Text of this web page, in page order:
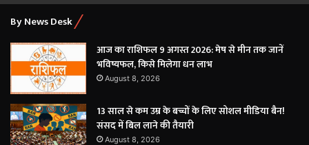
By News Desk
आज का राशिफल 9 अगस्त 2026: मेष से मीन तक जानें
भविष्यफल, किसे मिलेगा धन लाभ
August 8, 2026
13 साल से कम उम्र के बच्चों के लिए सोशल मीडिया बैन!
संसद में बिल लाने की तैयारी
August 8, 2026